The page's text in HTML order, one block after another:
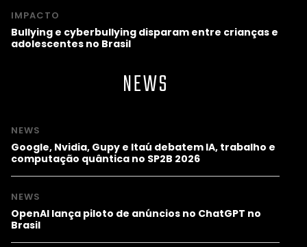
IMPACTO
Bullying e cyberbullying disparam entre crianças e
adolescentes no Brasil
NEWS
NEWS
Google, Nvidia, Gupy e Itaú debatem IA, trabalho e
computação quântica no SP2B 2026
NEWS
OpenAI lança piloto de anúncios no ChatGPT no
Brasil